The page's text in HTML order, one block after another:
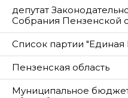
депутат
Собрания Пензенской
Список партии "Единая
Пензенская область
Муниципальное